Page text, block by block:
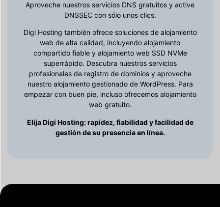
Aproveche nuestros servicios DNS gratuitos y active
DNSSEC con sólo unos clics.
Digi Hosting también ofrece soluciones de alojamiento
web de alta calidad, incluyendo alojamiento
compartido fiable y alojamiento web SSD NVMe
superrápido. Descubra nuestros servicios
profesionales de registro de dominios y aproveche
nuestro alojamiento gestionado de WordPress. Para
empezar con buen pie, incluso ofrecemos alojamiento
web gratuito.
Elija Digi Hosting: rapidez, fiabilidad y facilidad de
gestión de su presencia en línea.